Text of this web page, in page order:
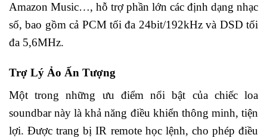
Amazon Music…, hỗ trợ phần lớn các định dạng nhạc
số, bao gồm cả PCM tối đa 24bit/192kHz và DSD tối
đa 5,6MHz.
Trợ Lý Ảo Ấn Tượng
Một trong những ưu điểm nổi bật của chiếc loa
soundbar này là khả năng điều khiển thông minh, tiện
lợi. Được trang bị IR remote học lệnh, cho phép điều